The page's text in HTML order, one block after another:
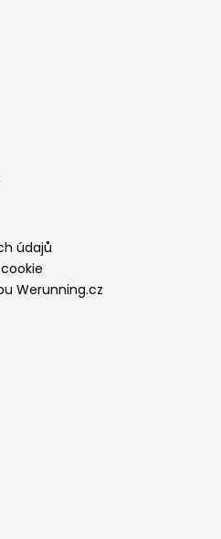
údajů
Werunning.cz